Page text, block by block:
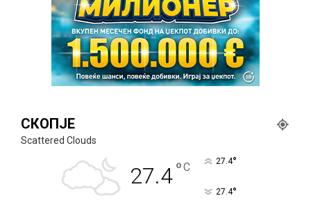
СКОПЈЕ
Scattered Clouds
27.4°C 27.4°
27.4°